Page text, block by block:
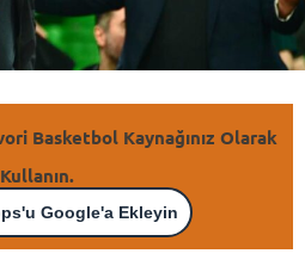
Basketbol Kaynağınız Olarak
Kullanın.
Google'a Ekleyin